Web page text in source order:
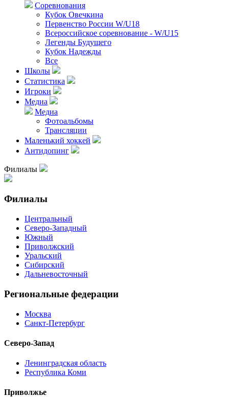
Соревнования
Кубок Овечкина
Первенство России W/U18
Всероссийское соревнование - W/U15
Легенды Будущего
Кубок Надежды
Все
Школы
Статистика
Игроки
Медиа
Медиа
Фотоальбомы
Трансляции
Маленький хоккей
Антидопинг
Филиалы
Филиалы
Центральный
Северо-Западный
Южный
Приволжский
Уральский
Сибирский
Дальневосточный
Региональные федерации
Москва
Санкт-Петербург
Северо-Запад
Ленинградская область
Республика Коми
Приволжье